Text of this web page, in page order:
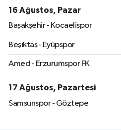
16 Ağustos, Pazar
Başakşehir - Kocaelispor
Beşiktaş - Eyüpspor
Amed - Erzurumspor FK
17 Ağustos, Pazartesi
Samsunspor - Göztepe